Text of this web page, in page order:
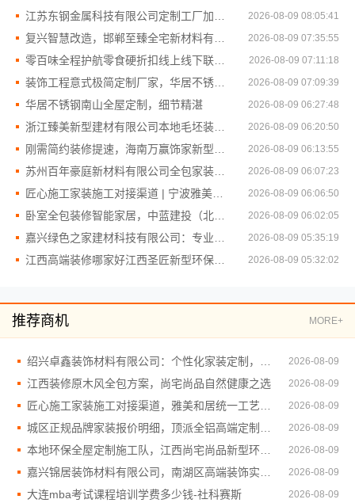
2026-08-09 08:05:41
2026-08-09 07:35:55
2026-08-09 07:11:18
2026-08-09 07:09:39
华居不锈钢南山全屋定制，细节精湛 2026-08-09 06:27:48
2026-08-09 06:20:50
2026-08-09 06:13:55
2026-08-09 06:07:23
2026-08-09 06:06:50
2026-08-09 06:02:05
2026-08-09 05:35:19
2026-08-09 05:32:02
推荐商机 MORE+
2026-08-09
江西装修原木风全包方案，尚宅尚品自然健康之选 2026-08-09
2026-08-09
2026-08-09
2026-08-09
2026-08-09
大连mba考试课程培训学费多少钱-社科赛斯 2026-08-09